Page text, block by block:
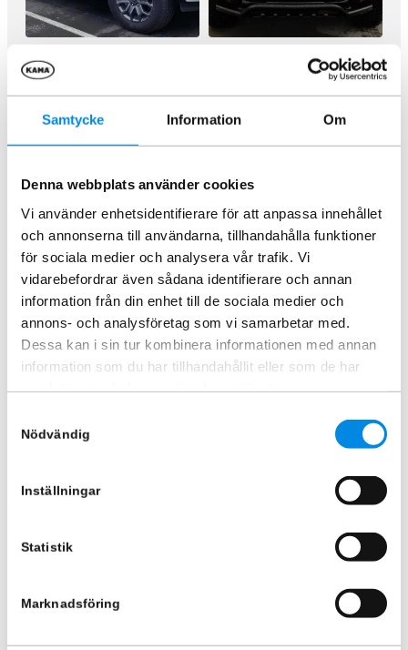
Samtycke Information Om
Denna webbplats använder cookies
Vi använder enhetsidentifierare för att anpassa innehållet
och annonserna till användarna, tillhandahålla funktioner
för sociala medier och analysera vår trafik. Vi
vidarebefordrar även sådana identifierare och annan
information från din enhet till de sociala medier och
annons- och analysföretag som vi samarbetar med.
Dessa kan i sin tur kombinera informationen med annan
information som du har tillhandahållit eller som de har
Nödvändig
Inställningar
Statistik
Marknadsföring
Skärmbreddare Ford Ranger
Wildtrak 2023+
ARTNR:FORA027
6 870kr
Lägg i varukorg
Night Hawk Grill Ranger 2023+
Inkl. moms
Lägg i varukorg
Raptorgrill till Ford Ranger
2023+
3 745kr
Lägg i varukorg
Dekorram bakljus Ford Ranger